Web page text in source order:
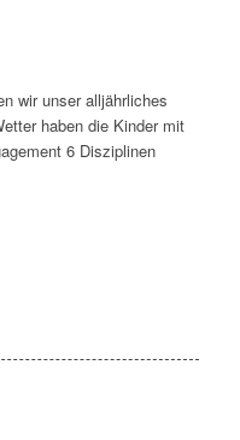
wir unser alljährliches
haben die Kinder mit
6 Disziplinen